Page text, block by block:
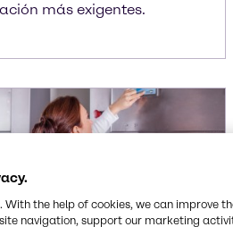
más exigentes.
With the help of cookies, we can improve
navigation, support our marketing